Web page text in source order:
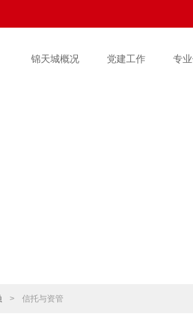
锦天城概况 党建工作 专
> 信托与资管